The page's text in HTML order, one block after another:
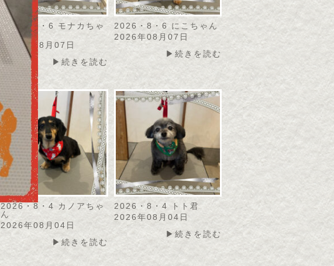
2026・8・6 モナカちゃ
ん
2026年08月07日
▶続きを読む
2026・8・6 にこちゃん
2026年08月07日
▶続きを読む
2026・8・4 カノアちゃ
ん
2026年08月04日
▶続きを読む
2026・8・4 トト君
2026年08月04日
▶続きを読む